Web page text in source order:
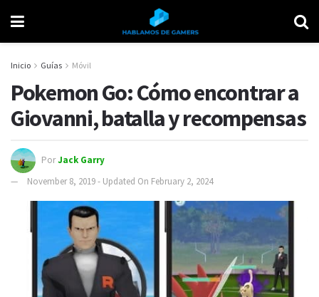
Inicio Guías Móvil
Pokemon Go: Cómo encontrar a
Giovanni, batalla y recompensas
PorJack Garry
November 8, 2019 - Updated On February 2, 2024